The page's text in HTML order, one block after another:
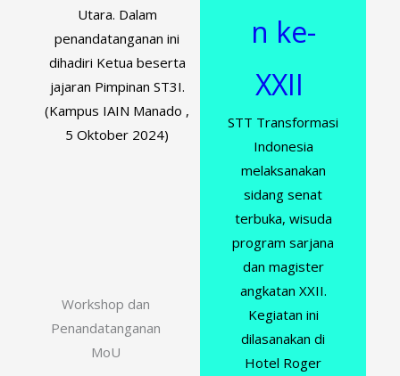
Utara. Dalam
penandatanganan ini
dihadiri Ketua beserta
jajaran Pimpinan ST3I.
(Kampus IAIN Manado ,
5 Oktober 2024)
Workshop dan
Penandatanganan
MoU
n ke-
XXII
STT Transformasi
Indonesia
melaksanakan
sidang senat
terbuka, wisuda
program sarjana
dan magister
angkatan XXII.
Kegiatan ini
dilasanakan di
Hotel Roger